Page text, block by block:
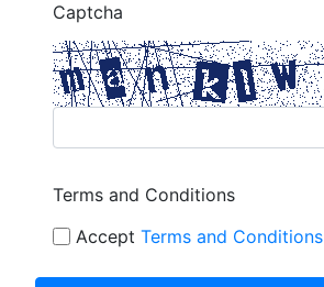
Captcha
Terms and Conditions
Accept Terms and Conditions